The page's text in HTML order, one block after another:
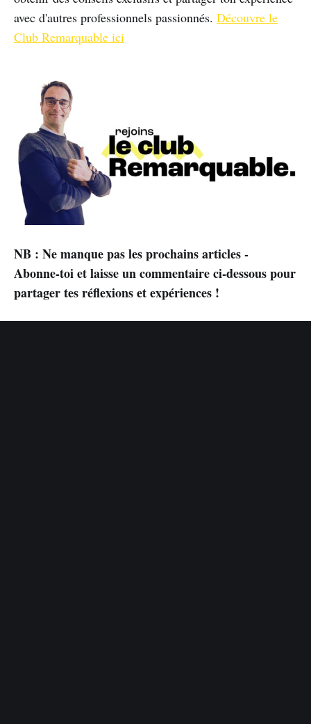
avec d'autres professionnels passionnés. Découvre le
Club Remarquable ici
NB : Ne manque pas les prochains articles -
Abonne-toi et laisse un commentaire ci-dessous pour
partager tes réflexions et expériences !